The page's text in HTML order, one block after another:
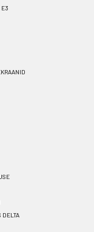
E3
DELTA